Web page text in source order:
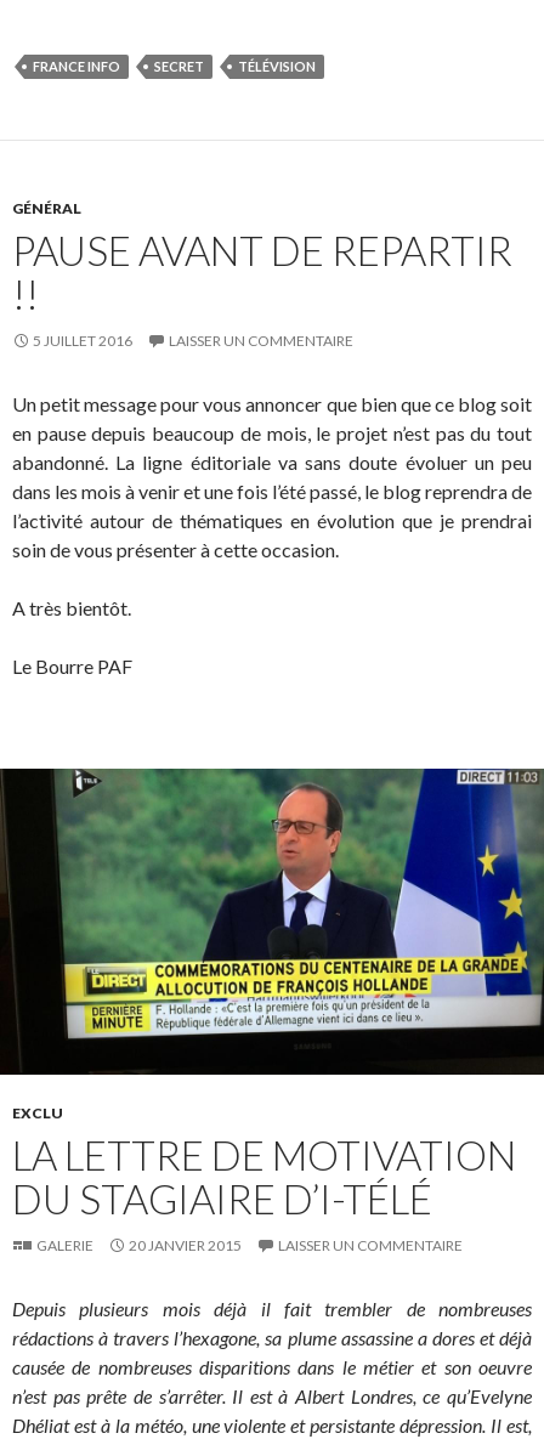
FRANCE INFO SECRET TÉLÉVISION
GÉNÉRAL
PAUSE AVANT DE REPARTIR
!!
5 JUILLET 2016 LAISSER UN COMMENTAIRE
Un petit message pour vous annoncer que bien que ce blog soit
en pause depuis beaucoup de mois, le projet n’est pas du tout
abandonné. La ligne éditoriale va sans doute évoluer un peu
dans les mois à venir et une fois l’été passé, le blog reprendra de
l’activité autour de thématiques en évolution que je prendrai
soin de vous présenter à cette occasion.
A très bientôt.
Le Bourre PAF
EXCLU
LA LETTRE DE MOTIVATION
DU STAGIAIRE D’I-TÉLÉ
GALERIE 20 JANVIER 2015 LAISSER UN COMMENTAIRE
Depuis plusieurs mois déjà il fait trembler de nombreuses
rédactions à travers l’hexagone, sa plume assassine a dores et déjà
causée de nombreuses disparitions dans le métier et son oeuvre
n’est pas prête de s’arrêter. Il est à Albert Londres, ce qu’Evelyne
Dhéliat est à la météo, une violente et persistante dépression. Il est,